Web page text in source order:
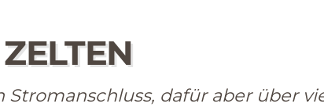
ZELTEN
dafür aber über